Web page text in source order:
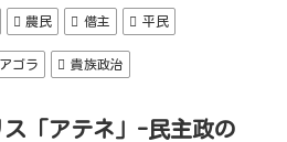
農民 僭主 平民
アゴラ 貴族政治
「アテネ」-民主政の